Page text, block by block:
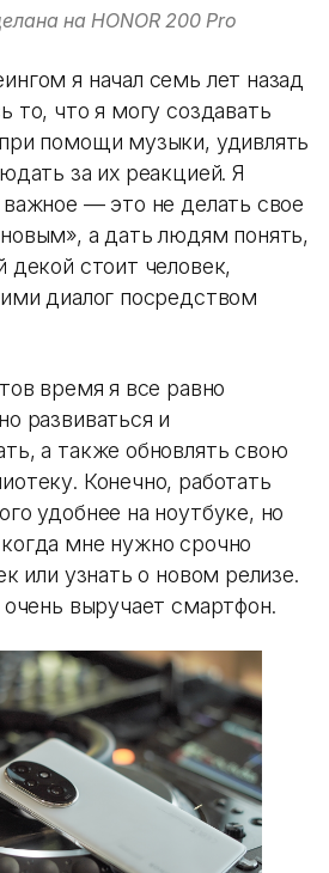
на HONOR 200 Pro
я начал семь лет назад
то, что я могу создавать
помощи музыки, удивлять
за их реакцией. Я
— это не делать свое
а дать людям понять,
декой стоит человек,
диалог посредством
время я все равно
развиваться и
а также обновлять свою
Конечно, работать
удобнее на ноутбуке, но
мне нужно срочно
или узнать о новом релизе.
очень выручает смартфон.